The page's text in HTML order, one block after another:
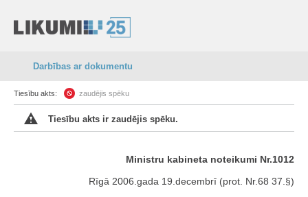
Darbības ar dokumentu
Tiesību akts: zaudējis spēku
Tiesību akts ir zaudējis spēku.
Ministru kabineta noteikumi Nr.1012
Rīgā 2006.gada 19.decembrī (prot. Nr.68 37.§)